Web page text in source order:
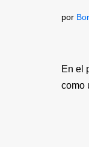
por
En el
como